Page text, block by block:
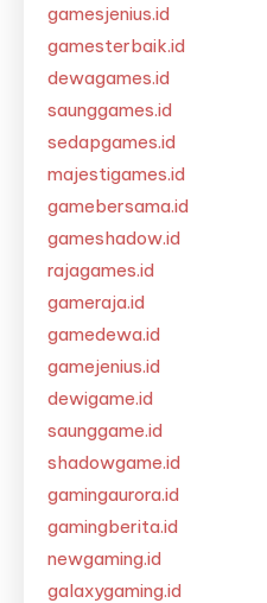
gamesjenius.id
gamesterbaik.id
dewagames.id
saunggames.id
sedapgames.id
majestigames.id
gamebersama.id
gameshadow.id
rajagames.id
gameraja.id
gamedewa.id
gamejenius.id
dewigame.id
saunggame.id
shadowgame.id
gamingaurora.id
gamingberita.id
newgaming.id
galaxygaming.id